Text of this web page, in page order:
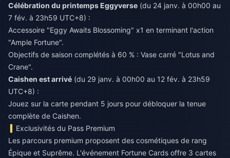
Célébration du printemps Eggyverse (du 24 janv. à 00h00 au
7 fév. à 23h59 UTC+8) :
Accessoire "Eggy Awaits Blossoming" x1 en terminant l'action
"Ample Fortune".
Objectifs de saison complétés à 60 % : Vase carré "Lotus and
Crane".
Caishen est arrivé (du 29 janv. à 00h00 au 12 fév. à 23h59
UTC+8) :
Jouez sur la carte pendant 5 jours pour débloquer la tenue
complète de Caishen.
Exclusivités du Pass Premium
Les parcours premium proposent des cosmétiques de rang
Épique et Suprême. L'événement Fortune Cards offre 3 cartes